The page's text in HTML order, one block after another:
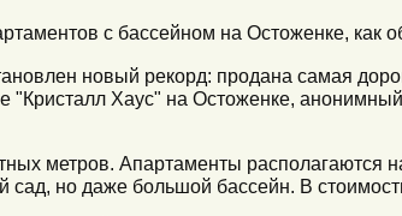
с бассейном на Остоженке, как
новый рекорд: продана самая
"Кристалл Хаус" на Остоженке,
метров. Апартаменты располагаются
сад, но даже большой бассейн. В